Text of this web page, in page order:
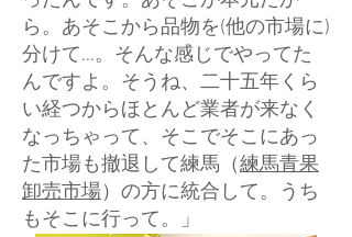
ら。あそこから品物を(他の市場に)
分けて…。そんな感じでやってた
んですよ。そうね、二十五年くら
い経つからほとんど業者が来なく
なっちゃって、そこでそこにあっ
た市場も撤退して練馬（練馬青果
卸売市場）の方に統合して。うち
もそこに行って。」